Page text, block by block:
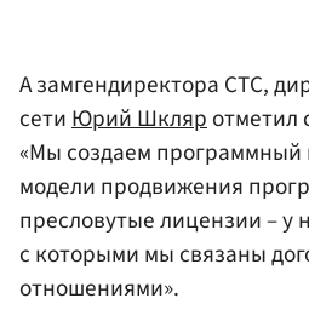
А замгендиректора СТС,
сетиЮрий Шкляр
«Мы создаем программный
модели продвижения
пресловутые лицензии – у
с которыми мы связаны
отношениями».